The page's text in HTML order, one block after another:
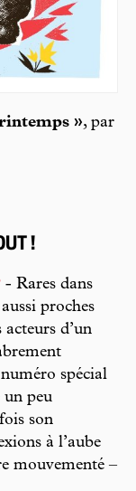
», par
!
- Rares dans
proches
d’un
spécial
un peu
son
à l’aube
mouvementé –